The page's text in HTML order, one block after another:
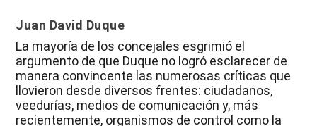
Juan David Duque
La mayoría de los concejales esgrimió el
argumento de que Duque no logró esclarecer de
manera convincente las numerosas críticas que
llovieron desde diversos frentes: ciudadanos,
veedurías, medios de comunicación y, más
recientemente, organismos de control como la